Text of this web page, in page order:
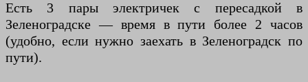
Есть 3 пары электричек с пересадкой в
Зеленоградске — время в пути более 2 часов
(удобно, если нужно заехать в Зеленоградск по
пути).